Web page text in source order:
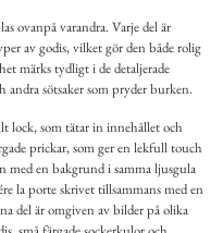
ovanpå varandra. Varje del är
av godis, vilket gör den både rolig
märks tydligt i de detaljerade
sötsaker som pryder burken.
lock, som tätar in innehållet och
prickar, som ger en lekfull touch
med en bakgrund i samma ljusgula
la porte skrivet tillsammans med en
del är omgiven av bilder på olika